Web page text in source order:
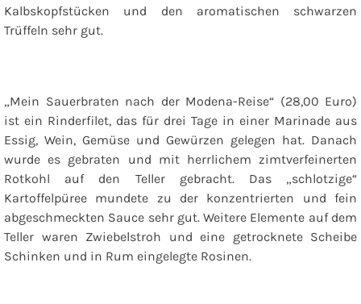
Kalbskopfstücken und den aromatischen schwarzen
Trüffeln sehr gut.
„Mein Sauerbraten nach der Modena-Reise“ (28,00 Euro)
ist ein Rinderfilet, das für drei Tage in einer Marinade aus
Essig, Wein, Gemüse und Gewürzen gelegen hat. Danach
wurde es gebraten und mit herrlichem zimtverfeinerten
Rotkohl auf den Teller gebracht. Das „schlotzige“
Kartoffelpüree mundete zu der konzentrierten und fein
abgeschmeckten Sauce sehr gut. Weitere Elemente auf dem
Teller waren Zwiebelstroh und eine getrocknete Scheibe
Schinken und in Rum eingelegte Rosinen.